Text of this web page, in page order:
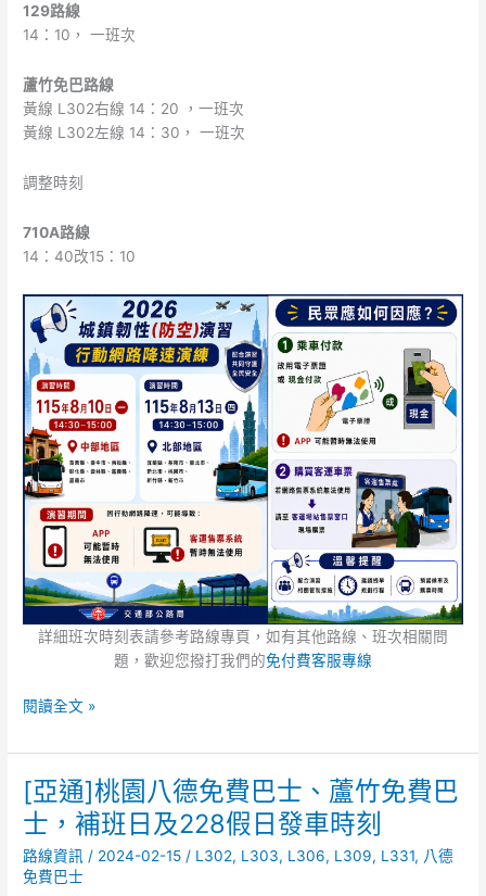
129路線
14：10， 一班次
蘆竹免巴路線
黃線 L302右線 14：20 ，一班次
黃線 L302左線 14：30， 一班次
調整時刻
710A路線
14：40改15：10
詳細班次時刻表請參考路線專頁，如有其他路線、班次相關問
題，歡迎您撥打我們的免付費客服專線
調
整
次
閱讀全文 »
[亞通]桃園八德免費巴士、蘆竹免費巴
士，補班日及228假日發車時刻
路線資訊 / 2024-02-15 / L302, L303, L306, L309, L331, 八德
免費巴士
[亞
通]
桃
園
八